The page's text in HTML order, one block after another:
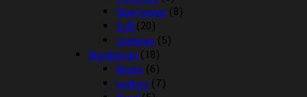
Slowfeeder (8)
Stål (20)
Underlag (5)
Hundetegn (18)
Hjerte (6)
kødben (7)